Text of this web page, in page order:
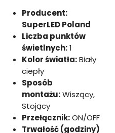
Producent:
SuperLED Poland
Liczba punktów
świetlnych:1
Kolor światła:Biały
ciepły
Sposób
montażu:Wiszący,
Stojący
Przełącznik:ON/OFF
Trwałość (godziny)